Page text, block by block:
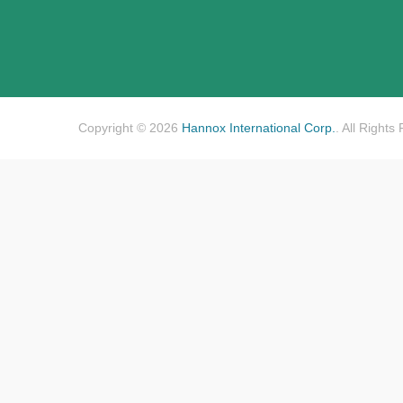
Copyright © 2026 Hannox International Corp.. All Rights